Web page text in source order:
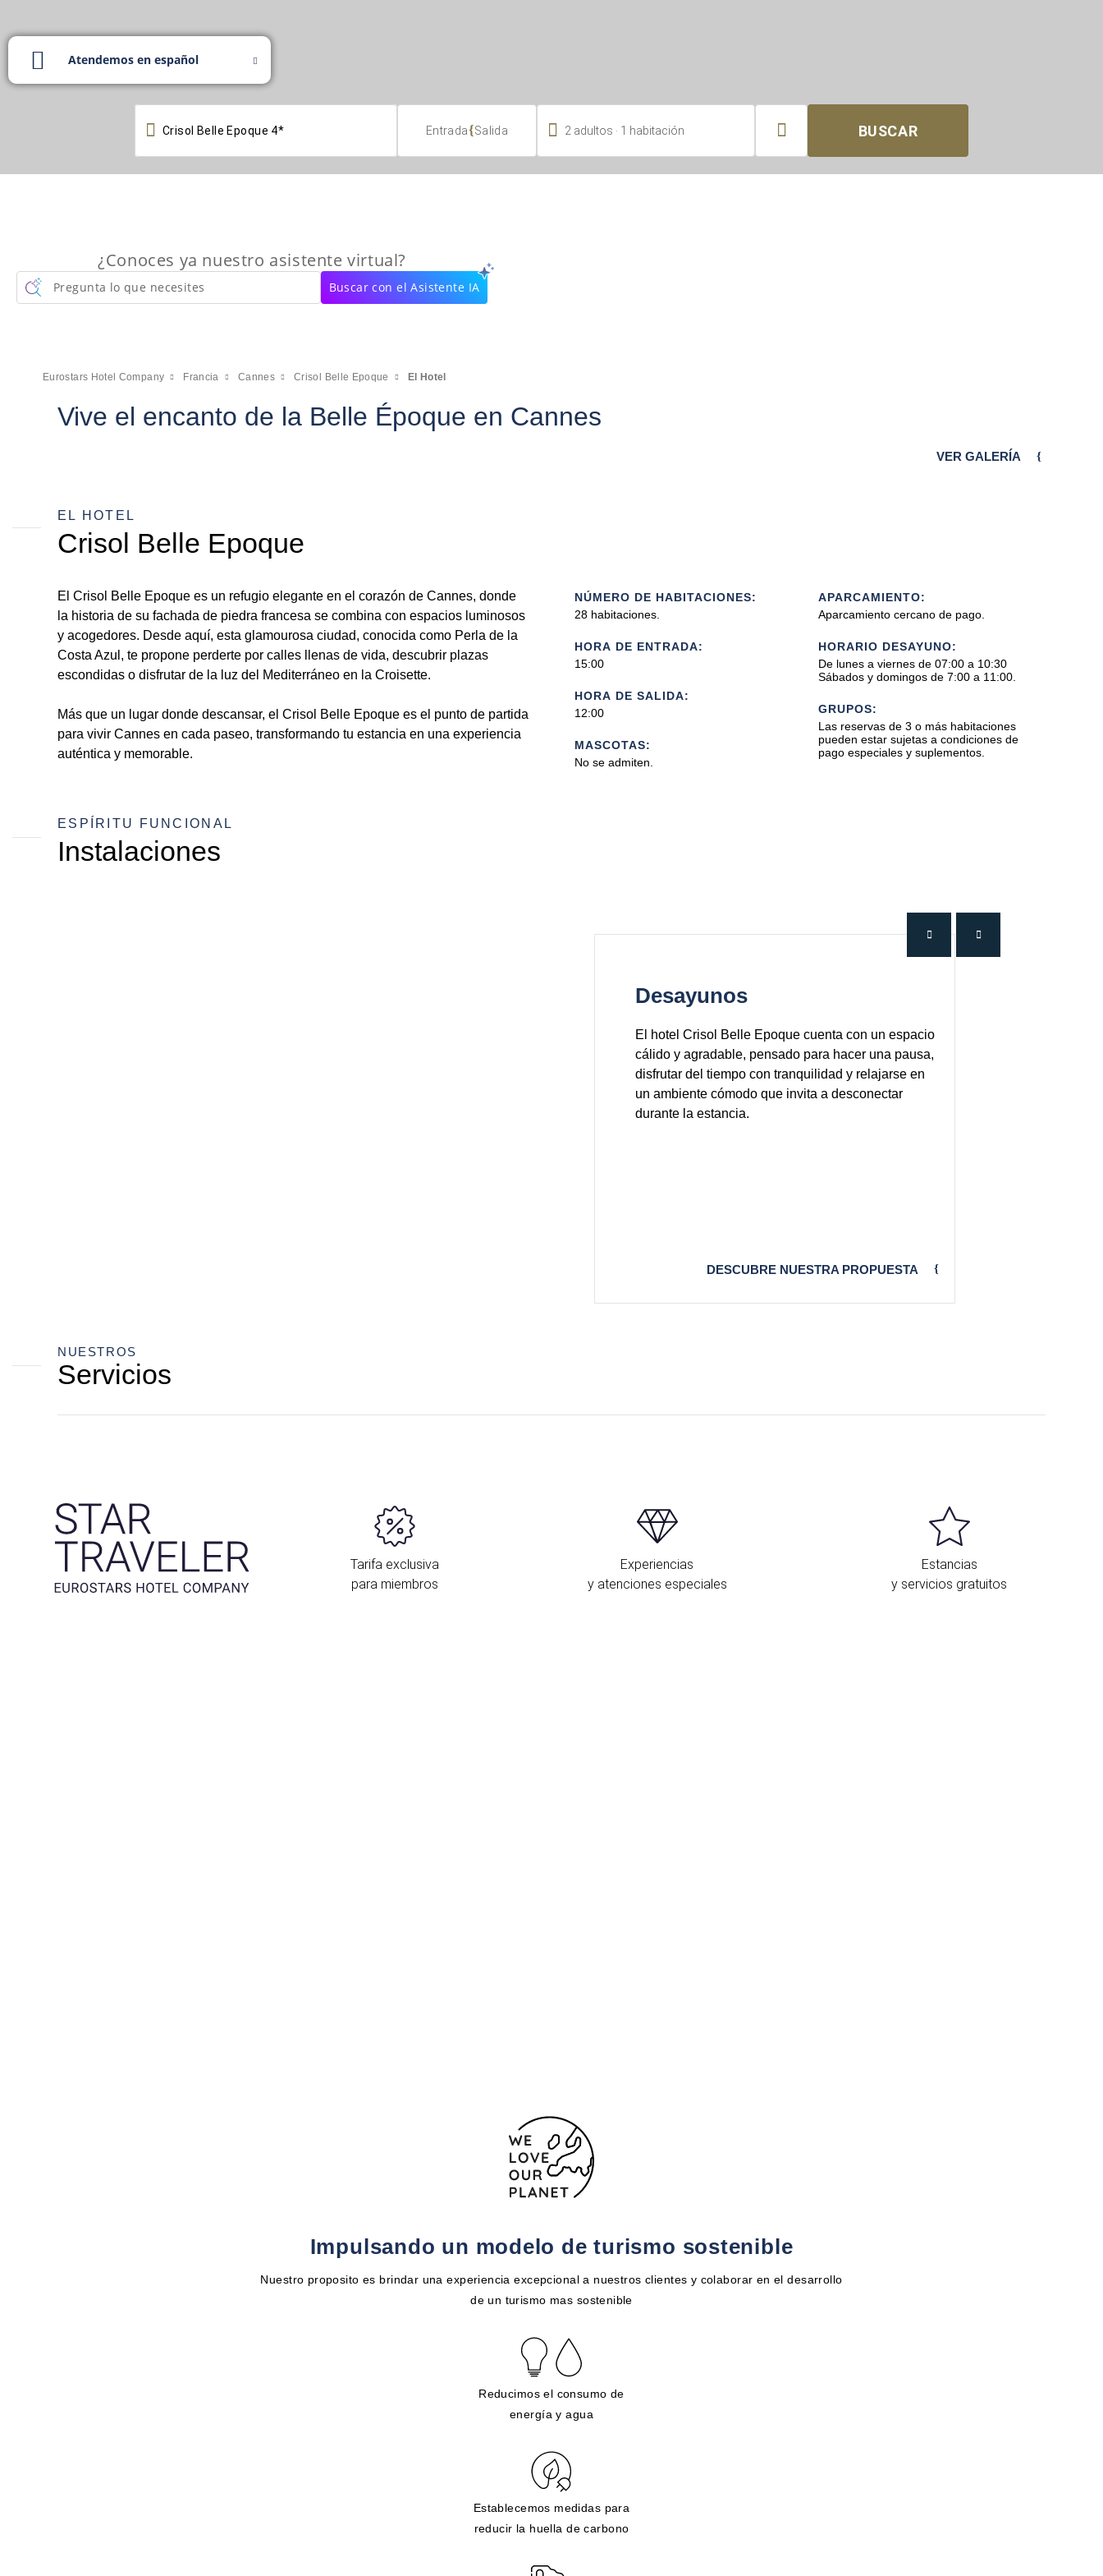
Atendemos en español
 Entrada{Salida  2 adultos 1 habitación  BUSCAR
¿Conoces ya nuestro asistente virtual?
Pregunta lo que necesites Buscar con el Asistente IA
Eurostars Hotel Company Francia Cannes Crisol Belle Epoque El Hotel
Vive el encanto de la Belle Époque en Cannes
VER GALERÍA
EL HOTEL
Crisol Belle Epoque
El Crisol Belle Epoque es un refugio elegante en el corazón de Cannes, donde
la historia de su fachada de piedra francesa se combina con espacios luminosos
y acogedores. Desde aquí, esta glamourosa ciudad, conocida como Perla de la
Costa Azul, te propone perderte por calles llenas de vida, descubrir plazas
escondidas o disfrutar de la luz del Mediterráneo en la Croisette.
Más que un lugar donde descansar, el Crisol Belle Epoque es el punto de partida
para vivir Cannes en cada paseo, transformando tu estancia en una experiencia
auténtica y memorable.
NÚMERO DE HABITACIONES:
28 habitaciones.
HORA DE ENTRADA:
15:00
HORA DE SALIDA:
12:00
MASCOTAS:
No se admiten.
APARCAMIENTO:
Aparcamiento cercano de pago.
HORARIO DESAYUNO:
De lunes a viernes de 07:00 a 10:30
Sábados y domingos de 7:00 a 11:00.
GRUPOS:
Las reservas de 3 o más habitaciones
pueden estar sujetas a condiciones de
pago especiales y suplementos.
ESPÍRITU FUNCIONAL
Instalaciones
Desayunos
El hotel Crisol Belle Epoque cuenta con un espacio
cálido y agradable, pensado para hacer una pausa,
disfrutar del tiempo con tranquilidad y relajarse en
un ambiente cómodo que invita a desconectar
durante la estancia.
DESCUBRE NUESTRA PROPUESTA
NUESTROS
Servicios
Tarifa exclusiva
para miembros
Experiencias
y atenciones especiales
Estancias
y servicios gratuitos
Impulsando un modelo de turismo sostenible
Nuestro proposito es brindar una experiencia excepcional a nuestros clientes y colaborar en el desarrollo
de un turismo mas sostenible
Reducimos el consumo de
energía y agua
Establecemos medidas para
reducir la huella de carbono